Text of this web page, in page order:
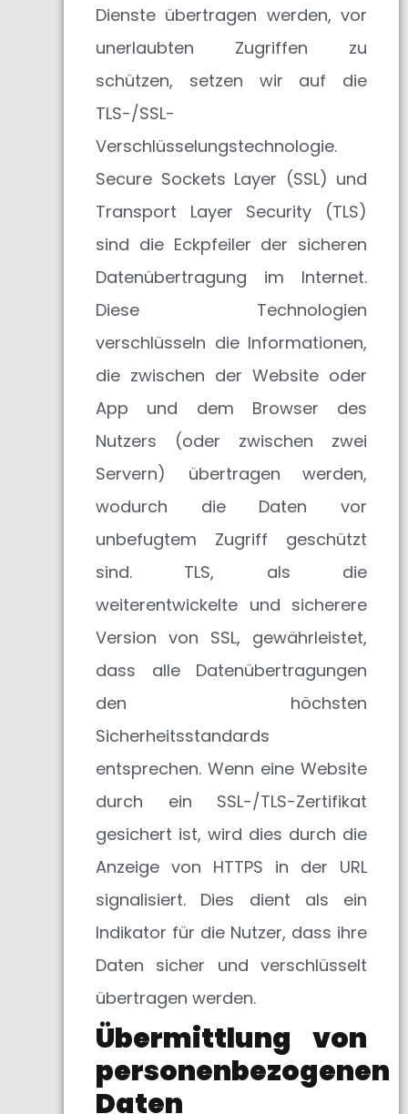
Dienste übertragen werden, vor
unerlaubten Zugriffen zu
schützen, setzen wir auf die
TLS-/SSL-
Verschlüsselungstechnologie.
Secure Sockets Layer (SSL) und
Transport Layer Security (TLS)
sind die Eckpfeiler der sicheren
Datenübertragung im Internet.
Diese Technologien
verschlüsseln die Informationen,
die zwischen der Website oder
App und dem Browser des
Nutzers (oder zwischen zwei
Servern) übertragen werden,
wodurch die Daten vor
unbefugtem Zugriff geschützt
sind. TLS, als die
weiterentwickelte und sicherere
Version von SSL, gewährleistet,
dass alle Datenübertragungen
den höchsten
Sicherheitsstandards
entsprechen. Wenn eine Website
durch ein SSL-/TLS-Zertifikat
gesichert ist, wird dies durch die
Anzeige von HTTPS in der URL
signalisiert. Dies dient als ein
Indikator für die Nutzer, dass ihre
Daten sicher und verschlüsselt
übertragen werden.
Übermittlung von
personenbezogenen
Daten